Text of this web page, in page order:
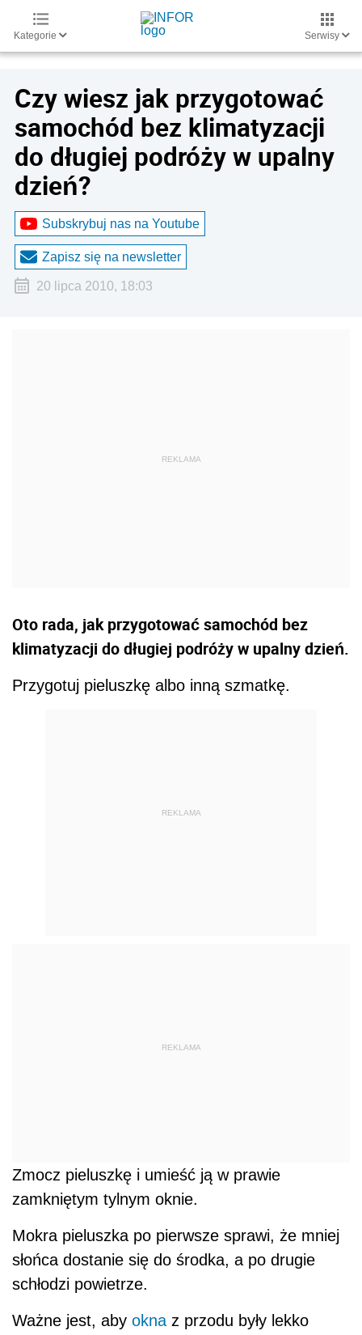
Kategorie Serwisy
Czy wiesz jak przygotować
samochód bez klimatyzacji
do długiej podróży w upalny
dzień?
Subskrybuj nas na Youtube
Zapisz się na newsletter
20 lipca 2010, 18:03
Oto rada, jak przygotować samochód bez
klimatyzacji do długiej podróży w upalny dzień.
Przygotuj pieluszkę albo inną szmatkę.
REKLAMA
REKLAMA
Zmocz pieluszkę i umieść ją w prawie
zamkniętym tylnym oknie.
Mokra pieluszka po pierwsze sprawi, że mniej
słońca dostanie się do środka, a po drugie
schłodzi powietrze.
Ważne jest, aby okna z przodu były lekko